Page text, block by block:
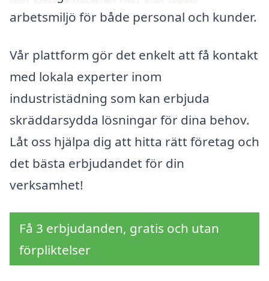
arbetsmiljö för både personal och kunder.
Vår plattform gör det enkelt att få kontakt
med lokala experter inom
industristädning som kan erbjuda
skräddarsydda lösningar för dina behov.
Låt oss hjälpa dig att hitta rätt företag och
det bästa erbjudandet för din
verksamhet!
Få 3 erbjudanden, gratis och utan
förpliktelser